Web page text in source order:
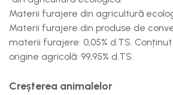
Materii furajere din agricultură
Materii furajere din produse de
materii furajere: 0,05% d.TS.
origine agricolă: 99,95% d.TS.
Creșterea animalelor